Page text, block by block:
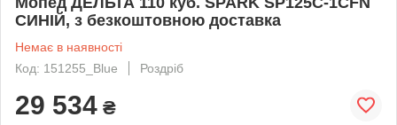
СИНІЙ, з безкоштовною доставка
Немає в наявності
Код: 151255_Blue
Роздріб
29 534 ₴